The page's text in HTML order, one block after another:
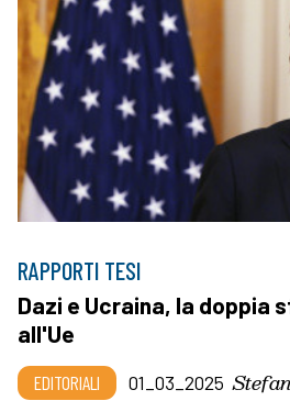
RAPPORTI TESI
Dazi e Ucraina, la doppia
all'Ue
EDITORIALI 01_03_2025